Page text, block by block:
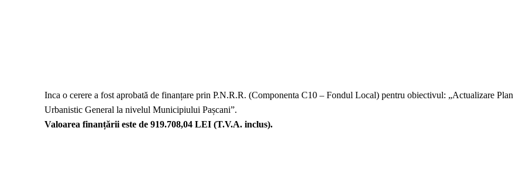
Inca o cerere a fost aprobată de finanțare prin P.N.R.R. (Componenta C10 – Fondul Local) pentru obiectivul: „Actualizare Plan
Urbanistic General la nivelul Municipiului Pașcani”.
Valoarea finanțării este de 919.708,04 LEI (T.V.A. inclus).